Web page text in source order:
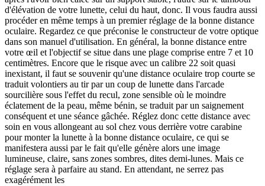
d'élévation de votre lunette, celui du haut, donc. Il vous faudra aussi
procéder en même temps à un premier réglage de la bonne distance
oculaire. Regardez ce que préconise le constructeur de votre optique
dans son manuel d'utilisation. En général, la bonne distance entre
votre œil et l'objectif se situe dans une plage comprise entre 7 et 10
centimètres. Encore que le risque avec un calibre 22 soit quasi
inexistant, il faut se souvenir qu'une distance oculaire trop courte se
traduit volontiers au tir par un coup de lunette dans l'arcade
sourcilière sous l'effet du recul, zone sensible où le moindre
éclatement de la peau, même bénin, se traduit par un saignement
conséquent et une séance gâchée. Réglez donc cette distance avec
soin en vous allongeant au sol chez vous derrière votre carabine
pour monter la lunette à la bonne distance oculaire, ce qui se
manifestera aussi par le fait qu'elle génère alors une image
lumineuse, claire, sans zones sombres, dites demi-lunes. Mais ce
réglage sera à parfaire au stand. En attendant, ne serrez pas
exagérément les